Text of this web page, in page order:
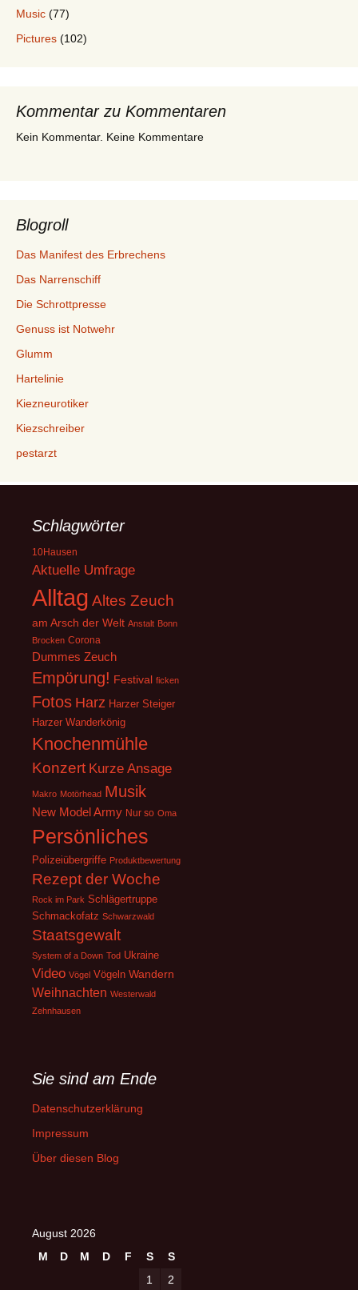
Music (77)
Pictures (102)
Kommentar zu Kommentaren
Kein Kommentar. Keine Kommentare
Blogroll
Das Manifest des Erbrechens
Das Narrenschiff
Die Schrottpresse
Genuss ist Notwehr
Glumm
Hartelinie
Kiezneurotiker
Kiezschreiber
pestarzt
Schlagwörter
10Hausen
Aktuelle Umfrage
Alltag Altes Zeuch
am Arsch der Welt Anstalt Bonn
Brocken Corona
Dummes Zeuch
Empörung! Festival ficken
Fotos Harz Harzer Steiger
Harzer Wanderkönig
Knochenmühle
Konzert Kurze Ansage
Makro Motörhead Musik
New Model Army Nur so Oma
Persönliches
Polizeiübergriffe Produktbewertung
Rezept der Woche
Rock im Park Schlägertruppe
Schmackofatz Schwarzwald
Staatsgewalt
System of a Down Tod Ukraine
Video Vögel Vögeln Wandern
Weihnachten Westerwald
Zehnhausen
Sie sind am Ende
Datenschutzerklärung
Impressum
Über diesen Blog
August 2026
M
D M D F S
S
1
2